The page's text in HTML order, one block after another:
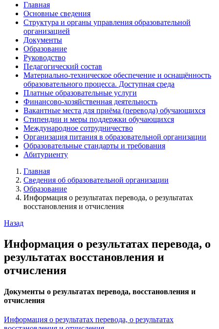
Главная
Основные сведения
Структура и органы управления образовательной
организацией
Документы
Образование
Руководство
Педагогический состав
Материально-техническое обеспечение и оснащённость
образовательного процесса. Доступная среда
Платные образовательные услуги
Финансово-хозяйственная деятельность
Вакантные места для приёма (перевода) обучающихся
Стипендии и меры поддержки обучающихся
Международное сотрудничество
Организация питания в образовательной организации
Образовательные стандарты и требования
Абитуриенту
Главная
Сведения об образовательной организации
Образование
Информация о результатах перевода, о результатах
восстановления и отчисления
Назад
Информация о результатах перевода, о
результатах восстановления и
отчисления
Документы о результатах перевода, восстановления и
отчисления
Информация о результатах перевода, о результатах